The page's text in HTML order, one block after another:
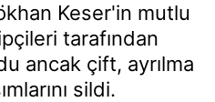
Keser'in mutlu
tarafından
ancak çift, ayrılma
sildi.